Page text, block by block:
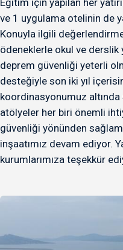
ve 1 uygulama otelinin de
Konuyla ilgili
ödeneklerle okul ve derslik
deprem güvenliği yeterli
desteğiyle son iki yıl
koordinasyonumuz altında
atölyeler her biri önemli
güvenliği yönünden sağlam
inşaatımız devam ediyor.
kurumlarımıza teşekkür